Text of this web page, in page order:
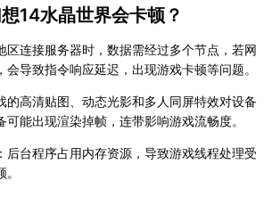
14水晶世界会卡顿？
区连接服务器时，数据需经过多个节点，若网
导致指令响应延迟，出现游戏卡顿等问题。
的高清贴图、动态光影和多人同屏特效对设备
能出现渲染掉帧，连带影响游戏流畅度。
：后台程序占用内存资源，导致游戏线程处理受